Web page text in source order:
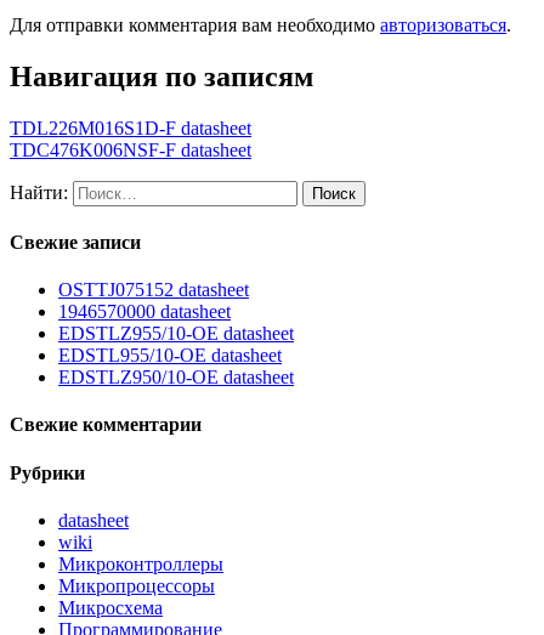
Для отправки комментария вам необходимо авторизоваться.
Навигация по записям
TDL226M016S1D-F datasheet
TDC476K006NSF-F datasheet
Найти:
Свежие записи
OSTTJ075152 datasheet
1946570000 datasheet
EDSTLZ955/10-OE datasheet
EDSTL955/10-OE datasheet
EDSTLZ950/10-OE datasheet
Свежие комментарии
Рубрики
datasheet
wiki
Микроконтроллеры
Микропроцессоры
Микросхема
Программирование